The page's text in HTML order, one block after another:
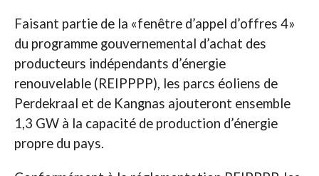
Faisant partie de la «fenêtre d’appel d’offres 4»
du programme gouvernemental d’achat des
producteurs indépendants d’énergie
renouvelable (REIPPPP), les parcs éoliens de
Perdekraal et de Kangnas ajouteront ensemble
1,3 GW à la capacité de production d’énergie
propre du pays.